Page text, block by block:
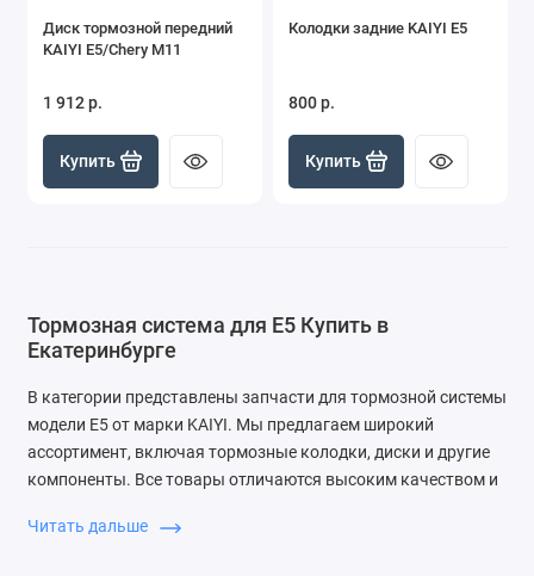
Диск тормозной передний
KAIYI E5/Chery M11
1 912 р.
Купить
Колодки задние KAIYI E5
800 р.
Купить
Тормозная система для E5 Купить в
Екатеринбурге
В категории представлены запчасти для тормозной системы
модели E5 от марки KAIYI. Мы предлагаем широкий
ассортимент, включая тормозные колодки, диски и другие
компоненты. Все товары отличаются высоким качеством и
Читать дальше